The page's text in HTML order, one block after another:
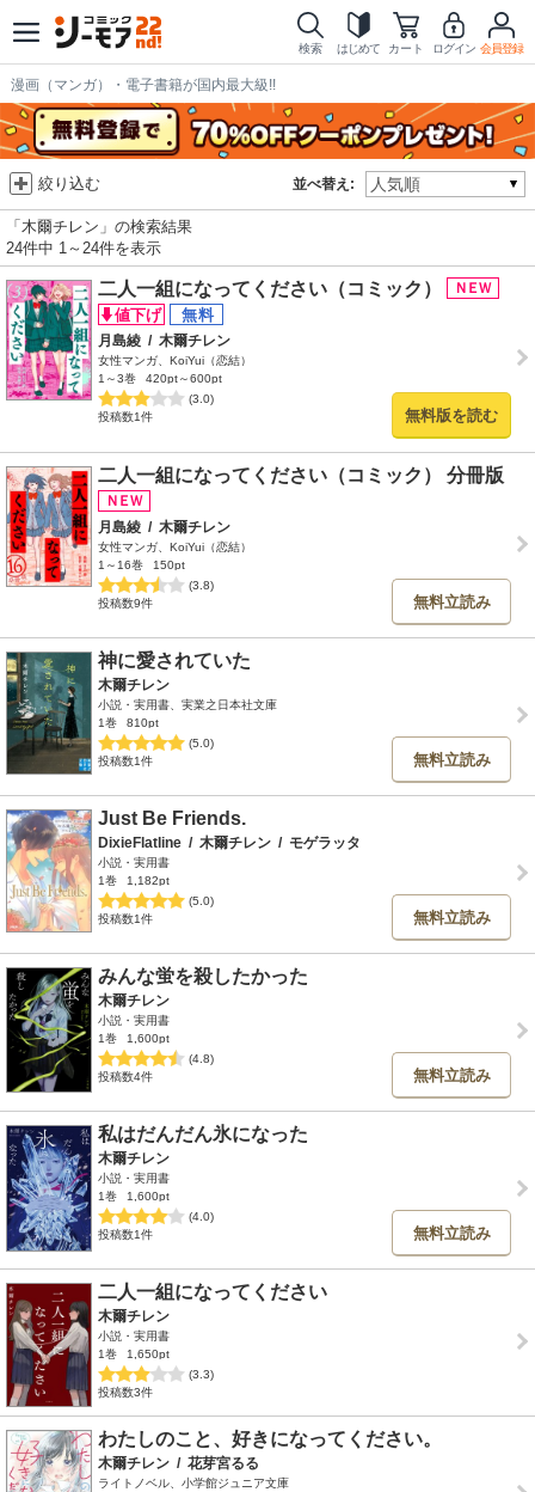
検索 はじめて カート ログイン 会員登録
漫画（マンガ）・電子書籍が国内最大級!!
並べ替え:
絞り込む
「木爾チレン」の検索結果
24件中 1～24件を表示
二人一組になってください（コミック）
月島綾 / 木爾チレン
女性マンガ、KoiYui（恋結）
1～3巻
420pt～600pt
(3.0)
投稿数1件
無料版を読む
二人一組になってください（コミック） 分冊版
月島綾 / 木爾チレン
女性マンガ、KoiYui（恋結）
1～16巻
150pt
(3.8)
投稿数9件
無料立読み
神に愛されていた
木爾チレン
小説・実用書、実業之日本社文庫
1巻
810pt
(5.0)
投稿数1件
無料立読み
Just Be Friends.
DixieFlatline / 木爾チレン / モゲラッタ
小説・実用書
1巻
1,182pt
(5.0)
投稿数1件
無料立読み
みんな蛍を殺したかった
木爾チレン
小説・実用書
1巻
1,600pt
(4.8)
投稿数4件
無料立読み
私はだんだん氷になった
木爾チレン
小説・実用書
1巻
1,600pt
(4.0)
投稿数1件
無料立読み
二人一組になってください
木爾チレン
小説・実用書
1巻
1,650pt
(3.3)
投稿数3件
わたしのこと、好きになってください。
木爾チレン / 花芽宮るる
ライトノベル、小学館ジュニア文庫